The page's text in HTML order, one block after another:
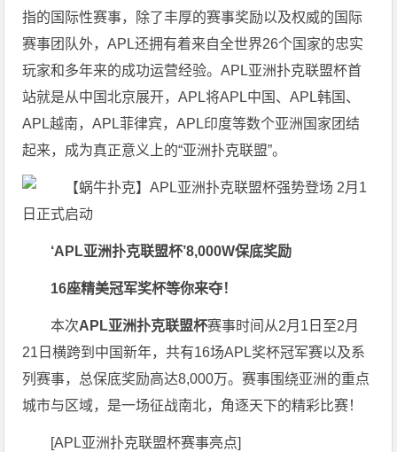
指的国际性赛事，除了丰厚的赛事奖励以及权威的国际
赛事团队外，APL还拥有着来自全世界26个国家的忠实
玩家和多年来的成功运营经验。APL亚洲扑克联盟杯首
站就是从中国北京展开，APL将APL中国、APL韩国、
APL越南，APL菲律宾，APL印度等数个亚洲国家团结
起来，成为真正意义上的“亚洲扑克联盟”。
‘APL亚洲扑克联盟杯’8,000W保底奖励
16座精美冠军奖杯等你来夺！
本次APL亚洲扑克联盟杯赛事时间从2月1日至2月
21日横跨到中国新年，共有16场APL奖杯冠军赛以及系
列赛事，总保底奖励高达8,000万。赛事围绕亚洲的重点
城市与区域，是一场征战南北，角逐天下的精彩比赛！
[APL亚洲扑克联盟杯赛事亮点]